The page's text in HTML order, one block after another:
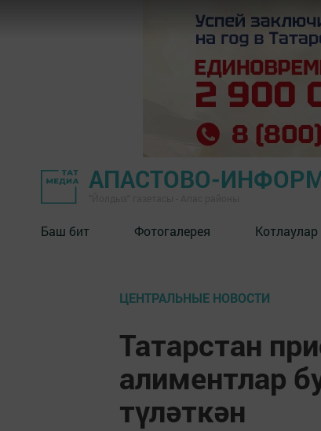
АПАСТОВО-
Баш бит Фотогалерея Котлаулар
ЦЕНТРАЛЬНЫЕ НОВОСТИ
Татарстан
алиментлар
түләткән